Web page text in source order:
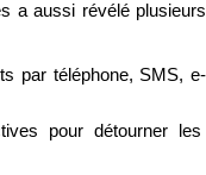
a aussi révélé plusieurs
par téléphone, SMS, e-
pour détourner les